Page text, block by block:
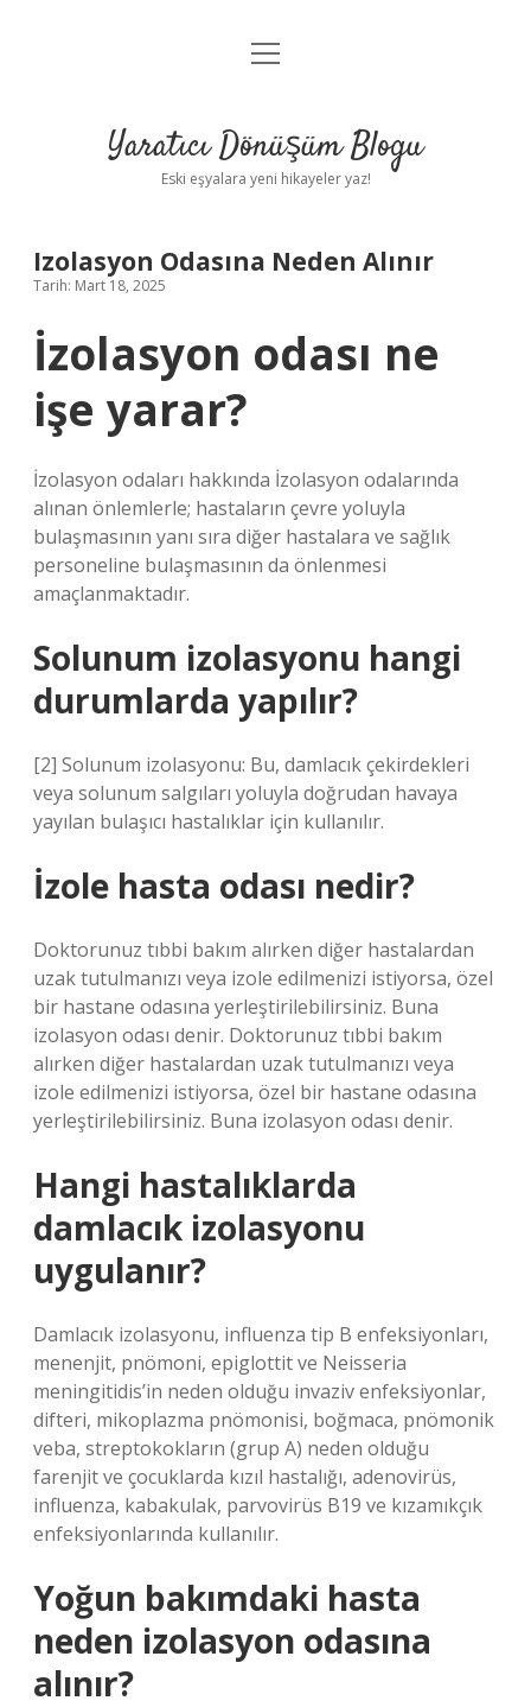
Anasayfa
Yasal Uyarı
menüyü
Yaratıcı Dönüşüm Blogu
Eski eşyalara yeni hikayeler yaz!
Izolasyon Odasına Neden Alınır
Tarih: Mart 18, 2025
İzolasyon odası ne
işe yarar?
İzolasyon odaları hakkında İzolasyon odalarında
alınan önlemlerle; hastaların çevre yoluyla
bulaşmasının yanı sıra diğer hastalara ve sağlık
personeline bulaşmasının da önlenmesi
amaçlanmaktadır.
Solunum izolasyonu hangi
durumlarda yapılır?
[2] Solunum izolasyonu: Bu, damlacık çekirdekleri
veya solunum salgıları yoluyla doğrudan havaya
yayılan bulaşıcı hastalıklar için kullanılır.
İzole hasta odası nedir?
Doktorunuz tıbbi bakım alırken diğer hastalardan
uzak tutulmanızı veya izole edilmenizi istiyorsa, özel
bir hastane odasına yerleştirilebilirsiniz. Buna
izolasyon odası denir. Doktorunuz tıbbi bakım
alırken diğer hastalardan uzak tutulmanızı veya
izole edilmenizi istiyorsa, özel bir hastane odasına
yerleştirilebilirsiniz. Buna izolasyon odası denir.
Hangi hastalıklarda
damlacık izolasyonu
uygulanır?
Damlacık izolasyonu, influenza tip B enfeksiyonları,
menenjit, pnömoni, epiglottit ve Neisseria
meningitidis’in neden olduğu invaziv enfeksiyonlar,
difteri, mikoplazma pnömonisi, boğmaca, pnömonik
veba, streptokokların (grup A) neden olduğu
farenjit ve çocuklarda kızıl hastalığı, adenovirüs,
influenza, kabakulak, parvovirüs B19 ve kızamıkçık
enfeksiyonlarında kullanılır.
Yoğun bakımdaki hasta
neden izolasyon odasına
alınır?